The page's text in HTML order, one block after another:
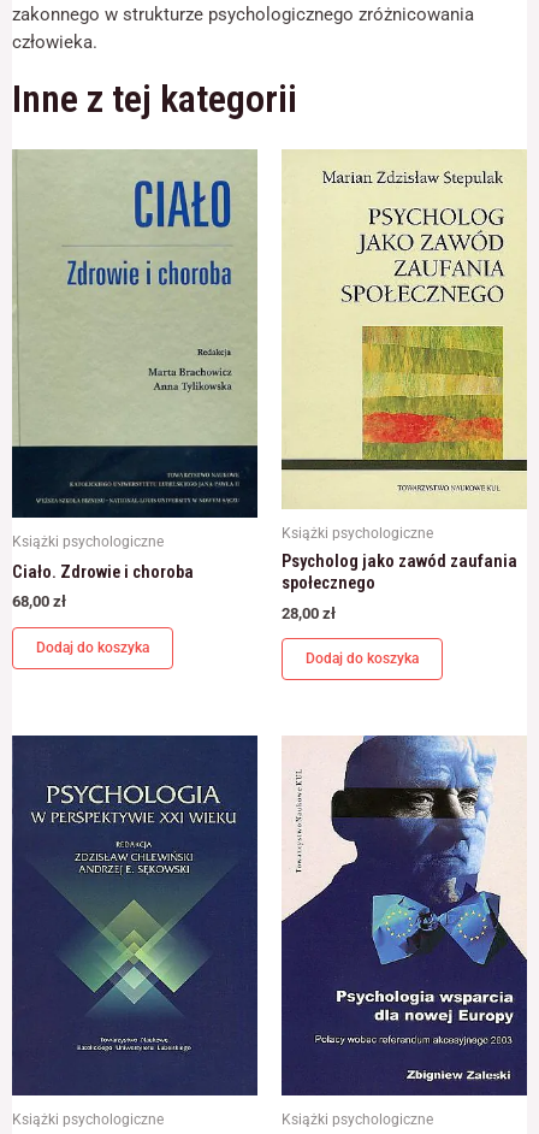
zakonnego w strukturze psychologicznego zróżnicowania
człowieka.
Inne z tej kategorii
Książki psychologiczne
Ciało. Zdrowie i choroba
68,00 zł
Dodaj do koszyka
Książki psychologiczne
Psycholog jako zawód zaufania
społecznego
28,00 zł
Dodaj do koszyka
Książki psychologiczne Książki psychologiczne